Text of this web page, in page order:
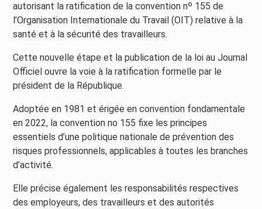
autorisant la ratification de la convention nᵒ 155 de
l’Organisation Internationale du Travail (OIT) relative à la
santé et à la sécurité des travailleurs.
Cette nouvelle étape et la publication de la loi au Journal
Officiel ouvre la voie à la ratification formelle par le
président de la République.
Adoptée en 1981 et érigée en convention fondamentale
en 2022, la convention no 155 fixe les principes
essentiels d’une politique nationale de prévention des
risques professionnels, applicables à toutes les branches
d’activité.
Elle précise également les responsabilités respectives
des employeurs, des travailleurs et des autorités